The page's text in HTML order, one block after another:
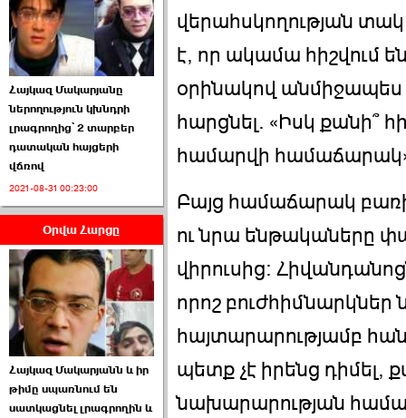
Եղիազարյան ›››
2026-07-05 23:19:00
ՏԵՍԱՆՅՈՒԹ․ Ի՞նչ
իրավիճակ է այս ›››
2026-07-04 10:40:00
Սահմանադրական
դատարանը մերժեց ›››
2026-07-02 00:39:00
Հայկազ Մակարյանը
ներողություն կխնդրի
լրագրողից՝ 2 տարբեր
դատական հայցերի
վճռով
2021-08-31 00:23:00
Օրվա Հարցը
Հայկազ Մակարյանն և իր
թիմը սպառնում են
սատկացնել լրագրողին և
վերահսկողության
է, որ ակամա հիշվում
օրինակով անմիջապես
հարցնել. «Իսկ քանի՞
համարվի
Բայց համաճարակ
ու նրա ենթակաները
վիրուսից:
որոշ բուժհիմնարկներ
հայտարարությամբ
պետք չէ իրենց դիմել,
նախարարության